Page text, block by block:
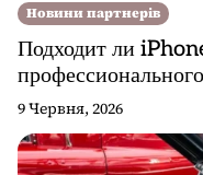
Новини партнерів
Подходит ли
9 Червня, 2026